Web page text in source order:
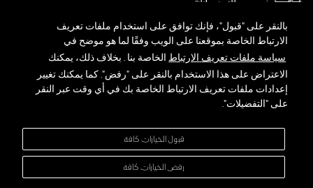
بالنقر على "قبول"، فإنك توافق على استخدام ملفات تعريف
الارتباط الخاصة بموقعنا على الويب وفقًا لما هو موضح في
سياسة ملفات تعريف الارتباط الخاصة بنا . بخلاف ذلك، يمكنك
الاعتراض على هذا الاستخدام بالنقر على "رفض". كما يمكنك تغيير
إعدادات ملفات تعريف الارتباط الخاصة بك في أي وقت عبر النقر
على "التفضيلات".
قبول الخيارات كافة
رفض الخيارات كافة
حول لكزس
توجه لكزس البيئي
المعرض والأخبار
تواصل معنا
خريطة الموقع
إدارة التفضيلات
شركة عبداللطيف جميل للبيع بالتجزئة المحدودة - سجل تجاري :